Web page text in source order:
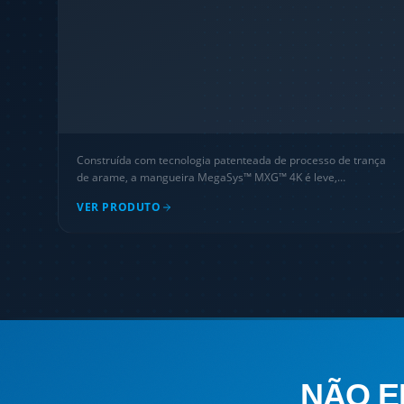
Construída com tecnologia patenteada de processo de trança
de arame, a mangueira MegaSys™ MXG™ 4K é leve,
impulso — substituição imediata para mangueiras em espiral
VER PRODUTO
NÃO